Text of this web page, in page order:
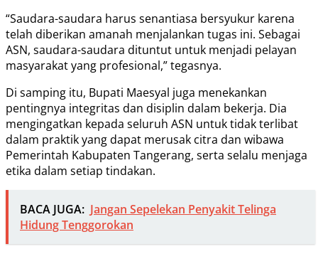
“Saudara-saudara harus senantiasa bersyukur karena
telah diberikan amanah menjalankan tugas ini. Sebagai
ASN, saudara-saudara dituntut untuk menjadi pelayan
masyarakat yang profesional,” tegasnya.
Di samping itu, Bupati Maesyal juga menekankan
pentingnya integritas dan disiplin dalam bekerja. Dia
mengingatkan kepada seluruh ASN untuk tidak terlibat
dalam praktik yang dapat merusak citra dan wibawa
Pemerintah Kabupaten Tangerang, serta selalu menjaga
etika dalam setiap tindakan.
BACA JUGA: Jangan Sepelekan Penyakit Telinga
Hidung Tenggorokan